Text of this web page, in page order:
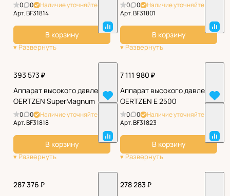
0 0
Наличие уточняйте
Арт.BF31814
В корзину
0 0
Наличие уточняйте
Арт.BF31801
В корзину
393 573 ₽
Аппарат высокого давления
OERTZEN SuperMagnum
0 0
Наличие уточняйте
Арт.BF31818
В корзину
7 111 980 ₽
Аппарат высокого давления
OERTZEN Е 2500
0 0
Наличие уточняйте
Арт.BF31823
В корзину
287 376 ₽
278 283 ₽